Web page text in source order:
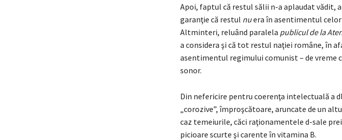
Apoi, faptul că restul sălii n-a aplaudat vădit,
garanţie că restul nuera în asentimentul celor
Altminteri, reluând paralela publicul de la
a considera şi că tot restul naţiei române, în
asentimentul regimului comunist – de vreme
sonor.
Din nefericire pentru coerenţa intelectuală a
„corozive”, împroşcătoare, aruncate de un
caz temeiurile, căci raţionamentele d-sale
picioare scurte şi carente în vitamina B.